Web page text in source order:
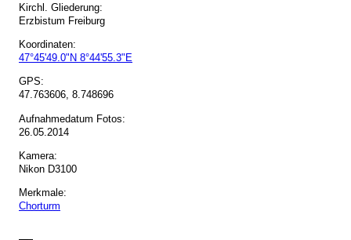
Kirchl. Gliederung:
Erzbistum Freiburg
Koordinaten:
47°45'49.0"N 8°44'55.3"E
GPS:
47.763606, 8.748696
Aufnahmedatum Fotos:
26.05.2014
Kamera:
Nikon D3100
Merkmale:
Chorturm